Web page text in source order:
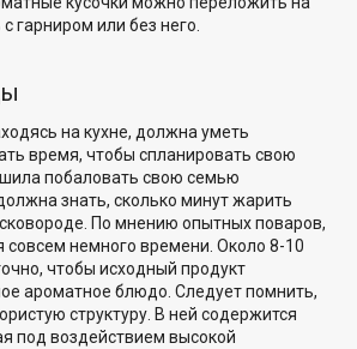
гарниром или без него.
на кухне, должна уметь
время, чтобы спланировать свою
побаловать свою семью
знать, сколько минут жарить
По мнению опытных поваров,
совсем немного времени. Около 8-10
чтобы исходный продукт
ароматное блюдо. Следует помнить,
структуру. В ней содержится
под воздействием высокой